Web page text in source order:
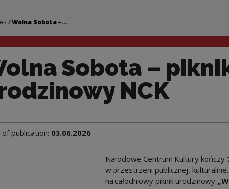
piknik urodzinowy
Wolna Sobota –...
Sobota –
NCK
of publication: 03.06.2026
Narodowe Centrum Kultury kończy
w przestrzeni publicznej, kulturalnie.
na całodniowy piknik urodzinowy